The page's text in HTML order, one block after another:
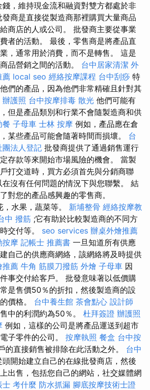
，維持現金流和融資對雙方都處於非
商是直接從製造商那裡購買大量商品
商店的人或公司。 批發商主要從事業
者的活動。 最後，零售商是將產品直
，通常用於消費，而不是轉售。 這是
品營銷之間的活動。 台中居家清潔 外
薦 local seo 經絡按摩課程 台中刮痧 特
們的產品，因為他們非常精確且針對其
辦護照 台中按摩排毒 散光 他們可能有
但是產品類別和行業不會隨製造商和供
餐 子母車 士林 按摩 例如，產品應在倉
某些產品可能會隨著時間而損壞。 台
團法人登記 批發商提供了通過銷售運行
存款等來開始市場風險的機會。 當製
打交道時，買方必須首先與分銷商聯
沒有任何問題的情況下與您聯繫。 結
對您的產品感興趣的零售商。
水果，蔬菜等。 新埔整骨 經絡按摩教
中 撥筋 ;它有助於比較製造商的不同方
交付等。 seo services 辦桌外燴推薦
按摩 記帳士 推薦書 一旦知道所有供應
自己的供應商網絡，該網絡將及時提供
推薦 牛角 筋膜刀撥筋 外燴 子母車 因
事交付給客戶。 批發意味著以低價購
是售價50％的折扣，然後製造商的設
價格。 台中養生館 茶會點心 設計師
中的利潤約為50％。 杜拜簽證 辦護照
例如，這樣的公司是將產品運送到超市
子零件的公司。 按摩執照 餐盒 台中按
的直接銷售被排除在此活動之外。 台中
頭開始建立自己的在線批發商店，然後
出售，包括您自己的網站，社交媒體網
士 考什麼 防水抓漏 腳底按摩技術士證